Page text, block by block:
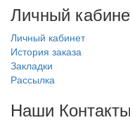
Личный
Личный кабинет
История заказа
Закладки
Рассылка
Наши Контакты